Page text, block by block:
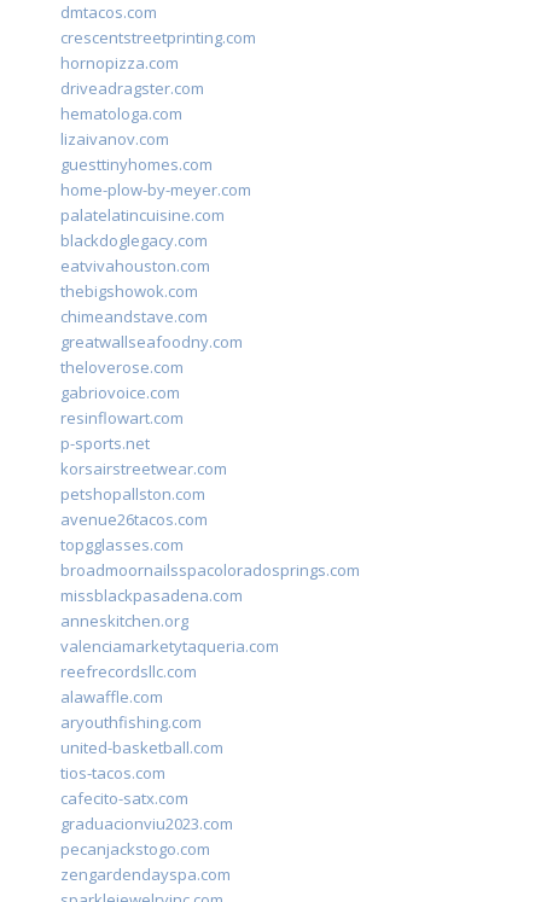
dmtacos.com
crescentstreetprinting.com
hornopizza.com
driveadragster.com
hematologa.com
lizaivanov.com
guesttinyhomes.com
home-plow-by-meyer.com
palatelatincuisine.com
blackdoglegacy.com
eatvivahouston.com
thebigshowok.com
chimeandstave.com
greatwallseafoodny.com
theloverose.com
gabriovoice.com
resinflowart.com
p-sports.net
korsairstreetwear.com
petshopallston.com
avenue26tacos.com
topgglasses.com
broadmoornailsspacoloradosprings.com
missblackpasadena.com
anneskitchen.org
valenciamarketytaqueria.com
reefrecordsllc.com
alawaffle.com
aryouthfishing.com
united-basketball.com
tios-tacos.com
cafecito-satx.com
graduacionviu2023.com
pecanjackstogo.com
zengardendayspa.com